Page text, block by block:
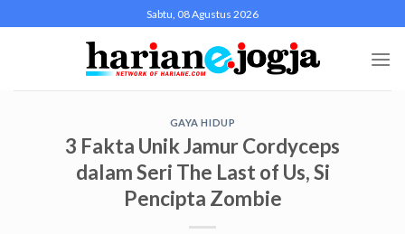
to
Sabtu, 08 Agustus 2026
GAYA HIDUP
3 Fakta Unik Jamur Cordyceps
dalam Seri The Last of Us, Si
Pencipta Zombie